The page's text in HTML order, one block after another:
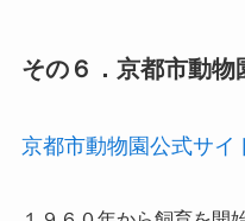
その６．京都市動物
京都市動物園公式サイ